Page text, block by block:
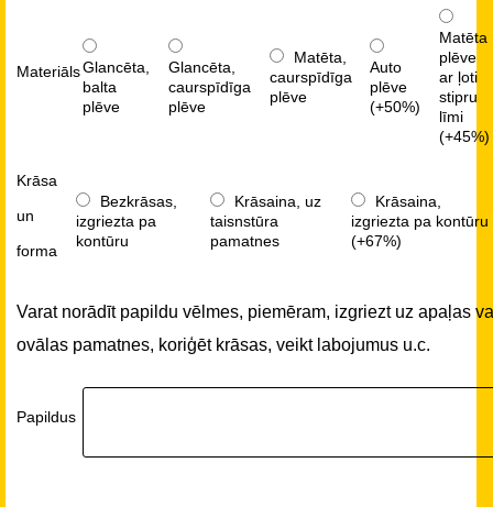
MateriālsGlancēta,
balta
plēve
Glancēta,
caurspīdīga
plēve
Matēta,
caurspīdīga
plēve
Auto
plēve
(+50%)
Matēta
plēve
ar ļoti
stipru
līmi
(+45%)
Krāsa
un
forma
Bezkrāsas,
izgriezta pa
kontūru
Krāsaina, uz
taisnstūra
pamatnes
Krāsaina,
izgriezta pa kontūru
(+67%)
Varat norādīt papildu vēlmes, piemēram, izgriezt uz apaļas
ovālas pamatnes, koriģēt krāsas, veikt labojumus u.c.
Papildus